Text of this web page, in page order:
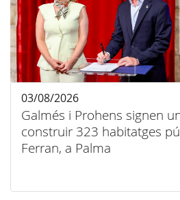
Galmés i Prohens signen
construir 323 habitatges
Ferran, a Palma
03/08/2026